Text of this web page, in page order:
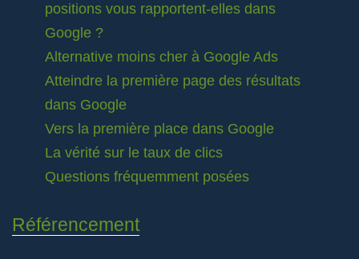
positions vous rapportent-elles dans
Google ?
Alternative moins cher à Google Ads
Atteindre la première page des résultats
dans Google
Vers la première place dans Google
La vérité sur le taux de clics
Questions fréquemment posées
Référencement